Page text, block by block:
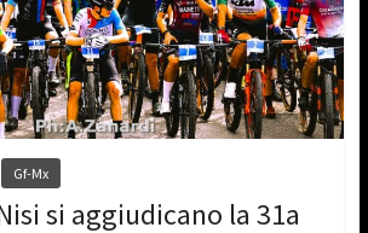
Gf-Mx
si aggiudicano la 31a